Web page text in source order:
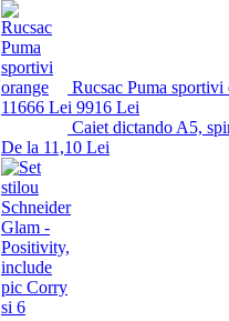
Rucsac Puma sportivi
11666 Lei 9916 Lei
Caiet dictando A5,
De la 11,10 Lei